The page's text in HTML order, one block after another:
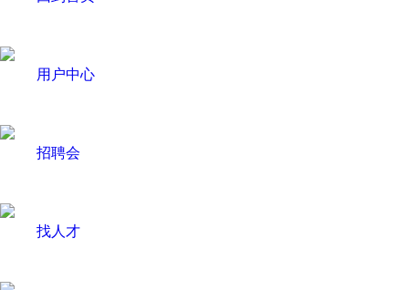
用户中心
招聘会
找人才